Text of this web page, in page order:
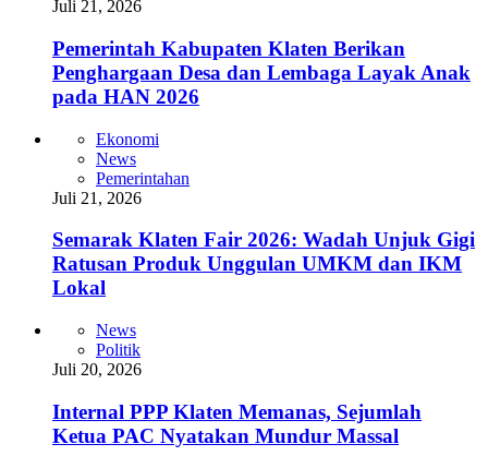
Juli 21, 2026
Pemerintah Kabupaten Klaten Berikan
Penghargaan Desa dan Lembaga Layak Anak
pada HAN 2026
Ekonomi
News
Pemerintahan
Juli 21, 2026
Semarak Klaten Fair 2026: Wadah Unjuk Gigi
Ratusan Produk Unggulan UMKM dan IKM
Lokal
News
Politik
Juli 20, 2026
Internal PPP Klaten Memanas, Sejumlah
Ketua PAC Nyatakan Mundur Massal